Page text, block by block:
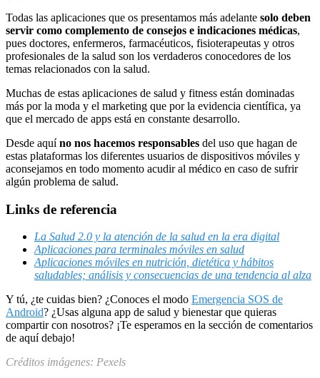
Todas las aplicaciones que os presentamos más adelante solo deben
servir como complemento de consejos e indicaciones médicas,
pues doctores, enfermeros, farmacéuticos, fisioterapeutas y otros
profesionales de la salud son los verdaderos conocedores de los
temas relacionados con la salud.
Muchas de estas aplicaciones de salud y fitness están dominadas
más por la moda y el marketing que por la evidencia científica, ya
que el mercado de apps está en constante desarrollo.
Desde aquíno nos hacemos responsables del uso que hagan de
estas plataformas los diferentes usuarios de dispositivos móviles y
aconsejamos en todo momento acudir al médico en caso de sufrir
algún problema de salud.
Links de referencia
La Salud 2.0 y la atención de la salud en la era digital
Aplicaciones para terminales móviles en salud
Aplicaciones móviles en nutrición, dietética y hábitos
saludables; análisis y consecuencias de una tendencia al alza
Y tú, ¿te cuidas bien? ¿Conoces el modo Emergencia SOS de
Android? ¿Usas alguna app de salud y bienestar que quieras
compartir con nosotros? ¡Te esperamos en la sección de comentarios
de aquí debajo!
Créditos imágenes: Pexels